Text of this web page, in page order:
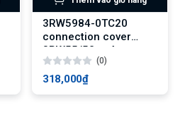
3RW5984-0TC20
connection cover
3RW55/52 sz4
(0)
318,000₫